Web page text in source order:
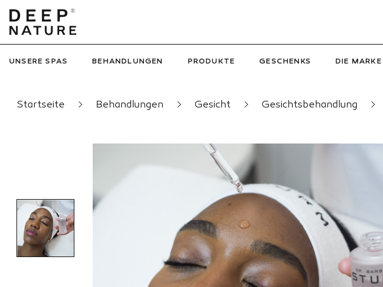
UNSERE SPAS BEHANDLUNGEN PRODUKTE GESCHENKS DIE MARKE
Startseite Behandlungen Gesicht Gesichtsbehandlung